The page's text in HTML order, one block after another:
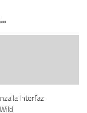
la Interfaz